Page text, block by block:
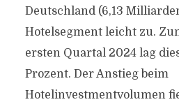
Deutschland (6,13
Hotelsegment leicht zu.
ersten Quartal 2024 lag
Prozent. Der Anstieg beim
Hotelinvestmentvolumen